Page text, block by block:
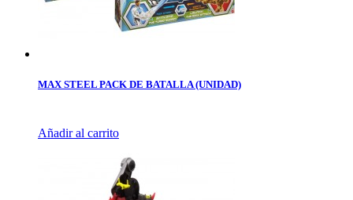
MAX STEEL PACK DE BATALLA (UNIDAD)
Añadir al carrito